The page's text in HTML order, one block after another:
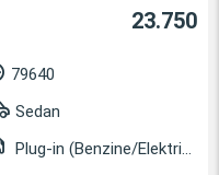
23.750
79640
Sedan
Plug-in (Benzine/Elektrisch)